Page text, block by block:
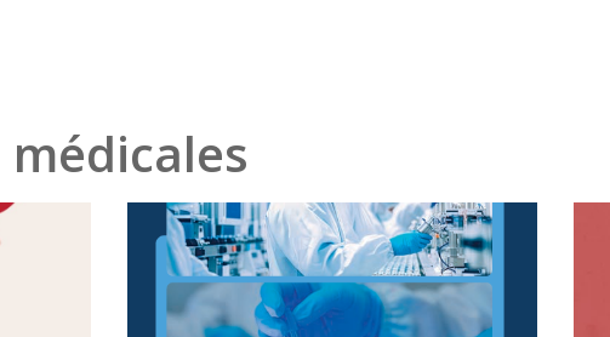
médicales